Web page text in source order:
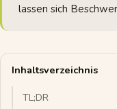
Inhaltsverzeichnis
TL;DR
lassen sich